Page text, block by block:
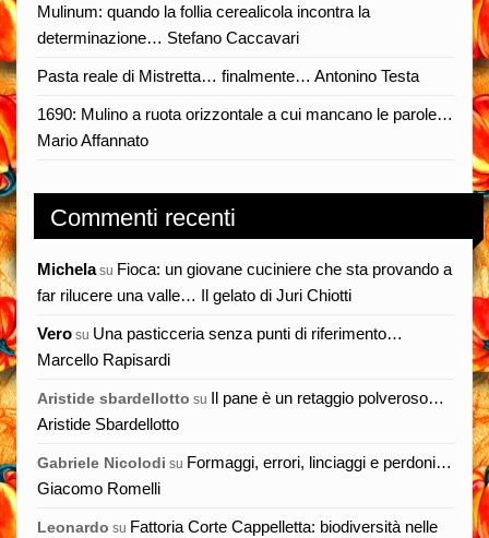
Mulinum: quando la follia cerealicola incontra la
determinazione… Stefano Caccavari
Pasta reale di Mistretta… finalmente… Antonino Testa
1690: Mulino a ruota orizzontale a cui mancano le parole…
Mario Affannato
Commenti recenti
Michelasu Fioca: un giovane cuciniere che sta provando a
far rilucere una valle… Il gelato di Juri Chiotti
Vero su Una pasticceria senza punti di riferimento…
Marcello Rapisardi
Aristide sbardellotto su Il pane è un retaggio polveroso…
Aristide Sbardellotto
Gabriele Nicolodi su Formaggi, errori, linciaggi e perdoni…
Giacomo Romelli
Leonardo su Fattoria Corte Cappelletta: biodiversità nelle